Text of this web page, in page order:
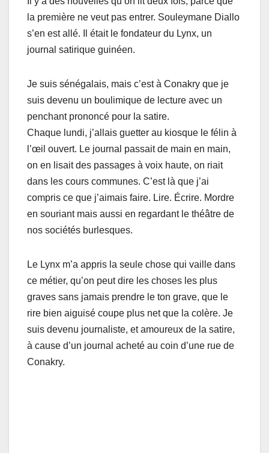
la première ne veut pas entrer. Souleymane Diallo
s’en est allé. Il était le fondateur du Lynx, un
journal satirique guinéen.
Je suis sénégalais, mais c’est à Conakry que je
suis devenu un boulimique de lecture avec un
penchant prononcé pour la satire.
Chaque lundi, j’allais guetter au kiosque le félin à
l’œil ouvert. Le journal passait de main en main,
on en lisait des passages à voix haute, on riait
dans les cours communes. C’est là que j’ai
compris ce que j’aimais faire. Lire. Écrire. Mordre
en souriant mais aussi en regardant le théâtre de
nos sociétés burlesques.
Le Lynx m’a appris la seule chose qui vaille dans
ce métier, qu’on peut dire les choses les plus
graves sans jamais prendre le ton grave, que le
rire bien aiguisé coupe plus net que la colère. Je
suis devenu journaliste, et amoureux de la satire,
à cause d’un journal acheté au coin d’une rue de
Conakry.